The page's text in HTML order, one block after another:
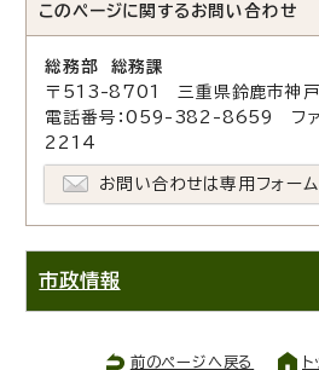
このページに関する お問い合わせ
総務部 総務課
〒513-8701 三重県鈴鹿市神戸
電話番号：059-382-8659 フ
2214
お問い合わせは専用フォー
市政情報
前のページへ戻る